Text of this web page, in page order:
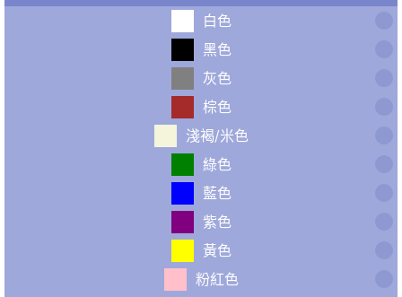
白色
黑色
灰色
棕色
淺褐/米色
綠色
藍色
紫色
黃色
粉紅色